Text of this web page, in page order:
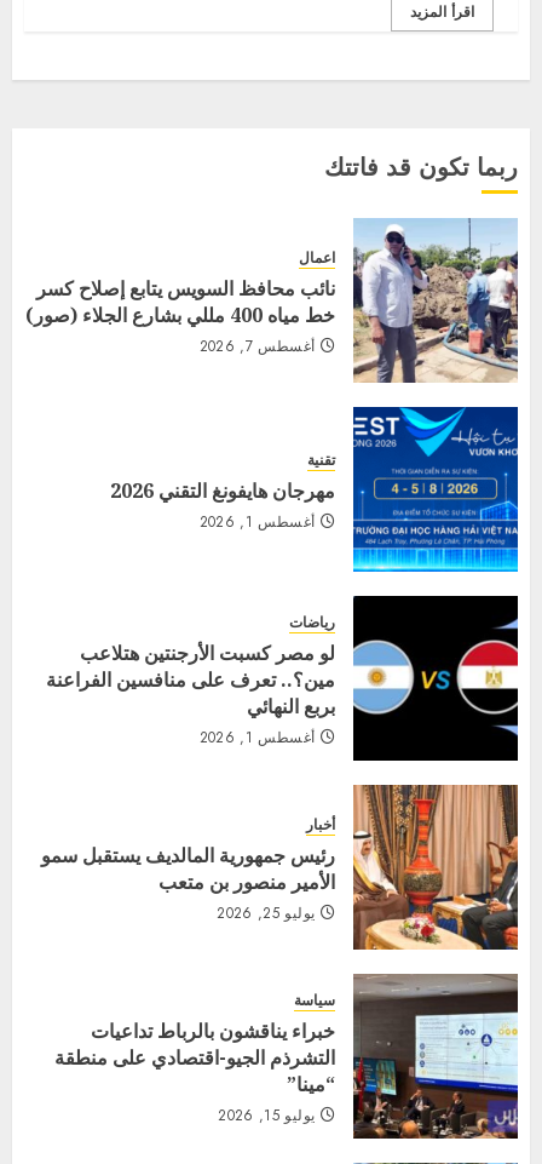
اقرأ المزيد
ربما تكون قد فاتتك
اعمال
نائب محافظ السويس يتابع إصلاح كسر
خط مياه 400 مللي بشارع الجلاء (صور)
أغسطس 7, 2026
تقنية
مهرجان هايفونغ التقني 2026
أغسطس 1, 2026
رياضات
لو مصر كسبت الأرجنتين هتلاعب
مين؟.. تعرف على منافسين الفراعنة
بربع النهائي
أغسطس 1, 2026
أخبار
رئيس جمهورية المالديف يستقبل سمو
الأمير منصور بن متعب
يوليو 25, 2026
سياسة
خبراء يناقشون بالرباط تداعيات
التشرذم الجيو-اقتصادي على منطقة
“مينا”
يوليو 15, 2026